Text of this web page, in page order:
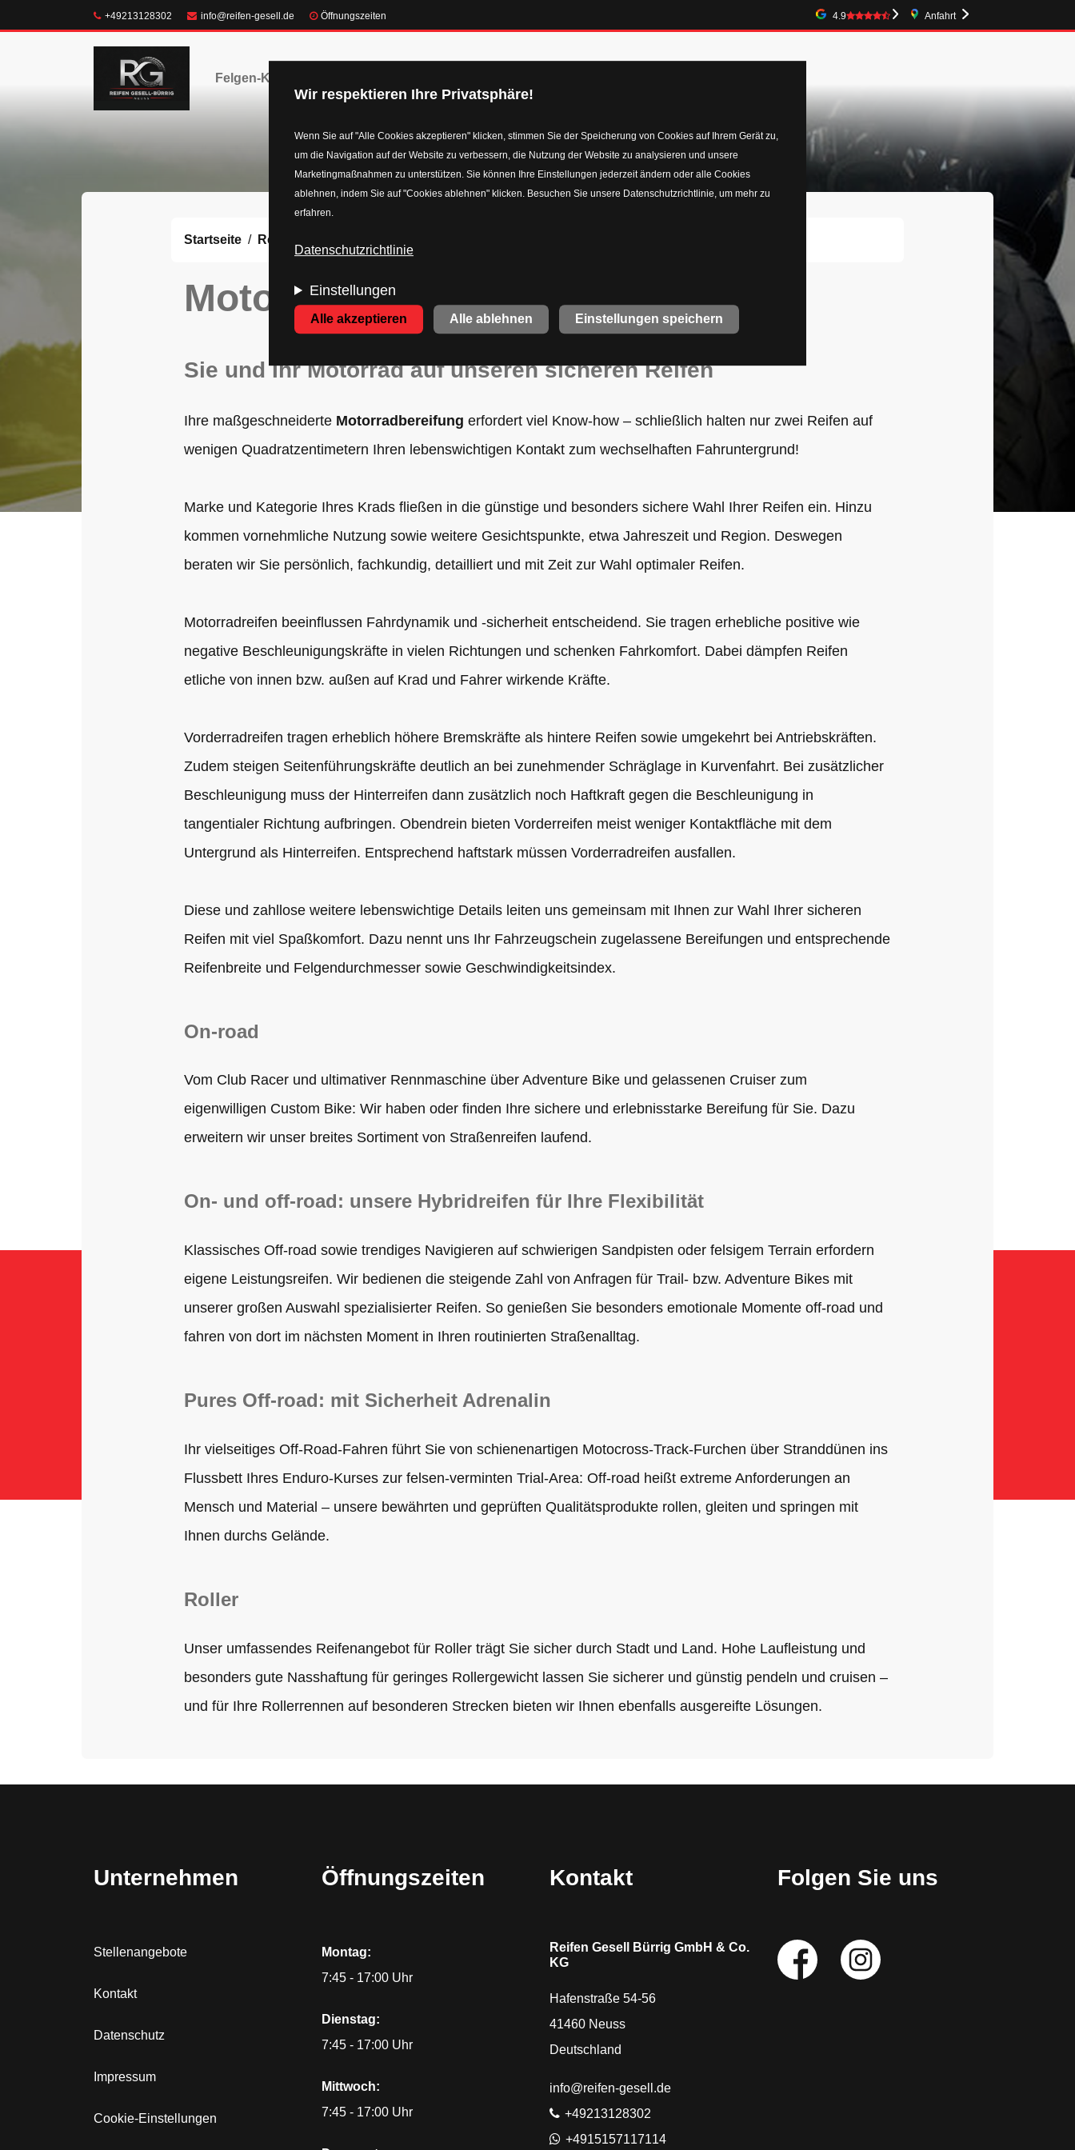
Wir respektieren Ihre Privatsphäre!
Wenn Sie auf "Alle Cookies akzeptieren" klicken, stimmen Sie der Speicherung von Cookies auf Ihrem Gerät zu,
um die Navigation auf der Website zu verbessern, die Nutzung der Website zu analysieren und unsere
Marketingmaßnahmen zu unterstützen. Sie können Ihre Einstellungen jederzeit ändern oder alle Cookies
ablehnen, indem Sie auf "Cookies ablehnen" klicken. Besuchen Sie unsere Datenschutzrichtlinie, um mehr zu
erfahren.
Datenschutzrichtlinie
Einstellungen
Alle akzeptieren Alle ablehnen Einstellungen speichern
Telefon:
+49213128302 E-Mail:info@reifen-gesell.de Öffnungszeiten 4.9 Google-Bewertung
Anfahrt
Felgen-Konfigurator
Startseite Reifen
Motorrad
Sie und Ihr Motorrad auf unseren sicheren Reifen
Ihre maßgeschneiderte Motorradbereifung erfordert viel Know-how – schließlich halten nur zwei Reifen auf
wenigen Quadratzentimetern Ihren lebenswichtigen Kontakt zum wechselhaften Fahruntergrund!
Marke und Kategorie Ihres Krads fließen in die günstige und besonders sichere Wahl Ihrer Reifen ein. Hinzu
kommen vornehmliche Nutzung sowie weitere Gesichtspunkte, etwa Jahreszeit und Region. Deswegen
beraten wir Sie persönlich, fachkundig, detailliert und mit Zeit zur Wahl optimaler Reifen.
Motorradreifen beeinflussen Fahrdynamik und -sicherheit entscheidend. Sie tragen erhebliche positive wie
negative Beschleunigungskräfte in vielen Richtungen und schenken Fahrkomfort. Dabei dämpfen Reifen
etliche von innen bzw. außen auf Krad und Fahrer wirkende Kräfte.
Vorderradreifen tragen erheblich höhere Bremskräfte als hintere Reifen sowie umgekehrt bei Antriebskräften.
Zudem steigen Seitenführungskräfte deutlich an bei zunehmender Schräglage in Kurvenfahrt. Bei zusätzlicher
Beschleunigung muss der Hinterreifen dann zusätzlich noch Haftkraft gegen die Beschleunigung in
tangentialer Richtung aufbringen. Obendrein bieten Vorderreifen meist weniger Kontaktfläche mit dem
Untergrund als Hinterreifen. Entsprechend haftstark müssen Vorderradreifen ausfallen.
Diese und zahllose weitere lebenswichtige Details leiten uns gemeinsam mit Ihnen zur Wahl Ihrer sicheren
Reifen mit viel Spaßkomfort. Dazu nennt uns Ihr Fahrzeugschein zugelassene Bereifungen und entsprechende
Reifenbreite und Felgendurchmesser sowie Geschwindigkeitsindex.
On-road
Vom Club Racer und ultimativer Rennmaschine über Adventure Bike und gelassenen Cruiser zum
eigenwilligen Custom Bike: Wir haben oder finden Ihre sichere und erlebnisstarke Bereifung für Sie. Dazu
erweitern wir unser breites Sortiment von Straßenreifen laufend.
On- und off-road: unsere Hybridreifen für Ihre Flexibilität
Klassisches Off-road sowie trendiges Navigieren auf schwierigen Sandpisten oder felsigem Terrain erfordern
eigene Leistungsreifen. Wir bedienen die steigende Zahl von Anfragen für Trail- bzw. Adventure Bikes mit
unserer großen Auswahl spezialisierter Reifen. So genießen Sie besonders emotionale Momente off-road und
fahren von dort im nächsten Moment in Ihren routinierten Straßenalltag.
Pures Off-road: mit Sicherheit Adrenalin
Ihr vielseitiges Off-Road-Fahren führt Sie von schienenartigen Motocross-Track-Furchen über Stranddünen ins
Flussbett Ihres Enduro-Kurses zur felsen-verminten Trial-Area: Off-road heißt extreme Anforderungen an
Mensch und Material – unsere bewährten und geprüften Qualitätsprodukte rollen, gleiten und springen mit
Ihnen durchs Gelände.
Roller
Unser umfassendes Reifenangebot für Roller trägt Sie sicher durch Stadt und Land. Hohe Laufleistung und
besonders gute Nasshaftung für geringes Rollergewicht lassen Sie sicherer und günstig pendeln und cruisen –
und für Ihre Rollerrennen auf besonderen Strecken bieten wir Ihnen ebenfalls ausgereifte Lösungen.
Unternehmen
Stellenangebote
Kontakt
Datenschutz
Impressum
Cookie-Einstellungen
Öffnungszeiten
Montag:
7:45 - 17:00 Uhr
Dienstag:
7:45 - 17:00 Uhr
Mittwoch:
7:45 - 17:00 Uhr
Kontakt
Reifen Gesell Bürrig GmbH & Co.
KG
Hafenstraße 54-56
41460 Neuss
Deutschland
E-Mail:
info@reifen-gesell.de
Telefon:
+49213128302
WhatsApp
+4915157117114
Folgen Sie uns
Social
Media